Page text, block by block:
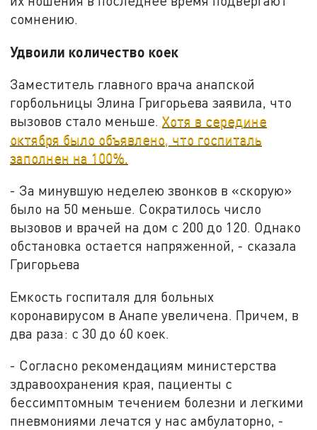
сомнению.
Удвоили количество коек
Заместитель главного врача анапской
горбольницы Элина Григорьева заявила, что
вызовов стало меньше.Хотя в середине
октября было объявлено, что госпиталь
заполнен на 100%.
- За минувшую неделею звонков в «скорую»
было на 50 меньше. Сократилось число
вызовов и врачей на дом с 200 до 120. Однако
обстановка остается напряженной, - сказала
Григорьева
Емкость госпиталя для больных
коронавирусом в Анапе увеличена. Причем, в
два раза: с 30 до 60 коек.
- Согласно рекомендациям министерства
здравоохранения края, пациенты с
бессимптомным течением болезни и легкими
пневмониями лечатся у нас амбулаторно, -